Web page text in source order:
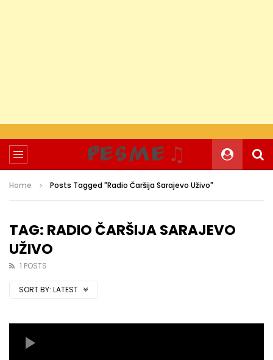
Home Posts Tagged "Radio Čaršija Sarajevo Uživo"
TAG: RADIO ČARŠIJA SARAJEVO
UŽIVO
1 POSTS
SORT BY: LATEST